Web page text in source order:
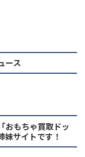
ース
おもちゃ買取ドッ
妹サイトです！